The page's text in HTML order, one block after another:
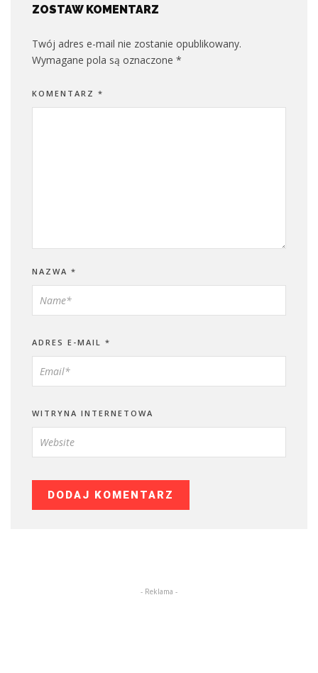
ZOSTAW KOMENTARZ
Twój adres e-mail nie zostanie opublikowany.
Wymagane pola są oznaczone *
KOMENTARZ *
NAZWA *
ADRES E-MAIL *
WITRYNA INTERNETOWA
- Reklama -